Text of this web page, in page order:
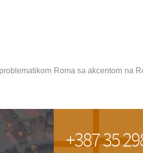
Roma sa akcentom na
+387 35